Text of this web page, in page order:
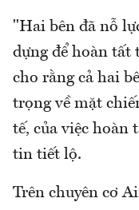
"Hai bên đã nỗ
dựng để hoàn
cho rằng cả hai
trọng về mặt
tế, của việc hoàn
tin tiết lộ.
Trên chuyên cơ